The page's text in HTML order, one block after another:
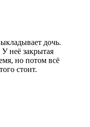
дочь.
неё закрытая
но потом всё
стоит.